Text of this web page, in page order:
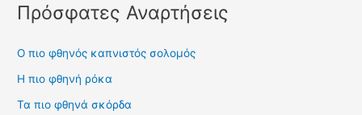
Πρόσφατες Αναρτήσεις
Ο πιο φθηνός καπνιστός σολομός
Η πιο φθηνή ρόκα
Τα πιο φθηνά σκόρδα